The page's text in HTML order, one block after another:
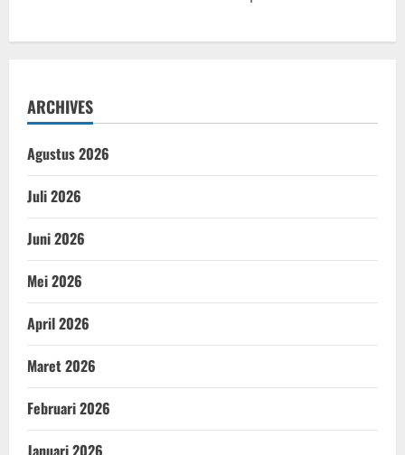
ARCHIVES
Agustus 2026
Juli 2026
Juni 2026
Mei 2026
April 2026
Maret 2026
Februari 2026
Januari 2026